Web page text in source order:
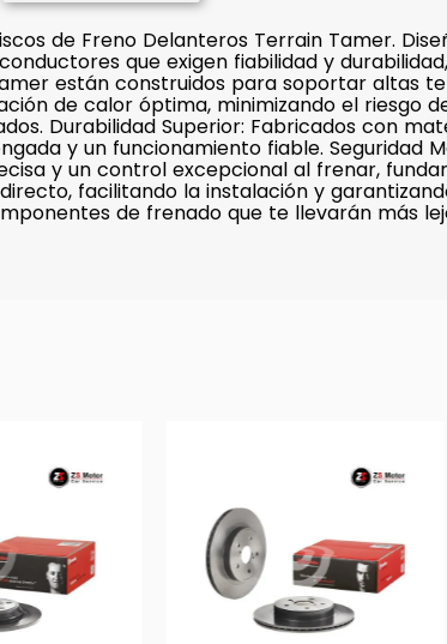
de Freno Delanteros Terrain Tamer.
que exigen fiabilidad y
están construidos para soportar altas
de calor óptima, minimizando el riesgo
Durabilidad Superior: Fabricados con
y un funcionamiento fiable. Seguridad
y un control excepcional al frenar,
facilitando la instalación y
de frenado que te llevarán más